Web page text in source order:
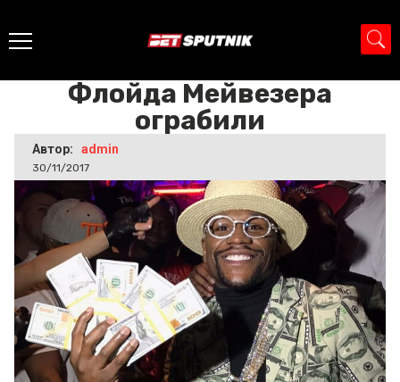
Флойда Мейвезера
ограбили
Автор: admin
30/11/2017